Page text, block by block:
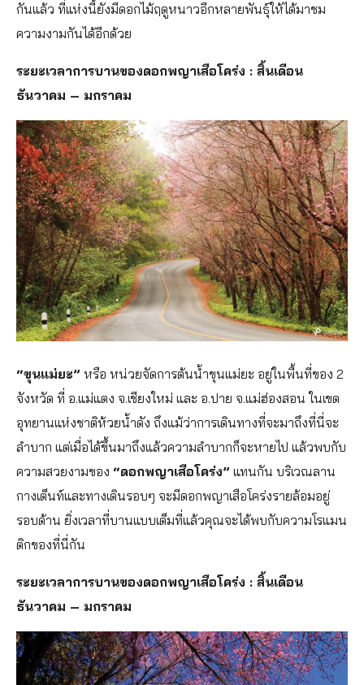
กันแล้ว ที่แห่งนี้ยังมีดอกไม้ฤดูหนาวอีกหลายพันธุ์ให้ได้มาชม
ความงามกันได้อีกด้วย
ระยะเวลาการบานของดอกพญาเสือโคร่ง : สิ้นเดือน
ธันวาคม – มกราคม
“ขุนแม่ยะ” หรือ หน่วยจัดการต้นน้ำขุนแม่ยะ อยู่ในพื้นที่ของ 2
จังหวัด ที่ อ.แม่แตง จ.เชียงใหม่ และ อ.ปาย จ.แม่ฮ่องสอน ในเขต
อุทยานแห่งชาติห้วยน้ำดัง ถึงแม้ว่าการเดินทางที่จะมาถึงที่นี่จะ
ลำบาก แต่เมื่อได้ขึ้นมาถึงแล้วความลำบากก็จะหายไป แล้วพบกับ
ความสวยงามของ “ดอกพญาเสือโคร่ง” แทนกัน บริเวณลาน
กางเต็นท์และทางเดินรอบๆ จะมีดอกพญาเสือโคร่งรายล้อมอยู่
รอบด้าน ยิ่งเวลาที่บานแบบเต็มที่แล้วคุณจะได้พบกับความโรแมน
ติกของที่นี่กัน
ระยะเวลาการบานของดอกพญาเสือโคร่ง : สิ้นเดือน
ธันวาคม – มกราคม